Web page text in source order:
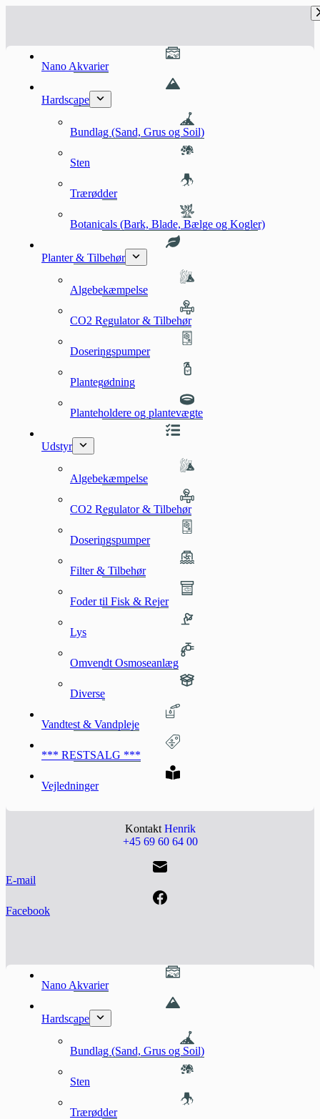
Nano Akvarier
Hardscape
Bundlag (Sand, Grus og Soil)
Sten
Trærødder
Botanicals (Bark, Blade, Bælge og Kogler)
Planter & Tilbehør
Algebekæmpelse
CO2 Regulator & Tilbehør
Doseringspumper
Plantegødning
Planteholdere og plantevægte
Udstyr
Algebekæmpelse
CO2 Regulator & Tilbehør
Doseringspumper
Filter & Tilbehør
Foder til Fisk & Rejer
Lys
Omvendt Osmoseanlæg
Diverse
Vandtest & Vandpleje
*** RESTSALG ***
Vejledninger
Kontakt Henrik
+45 69 60 64 00
E-mail
Facebook
Nano Akvarier
Hardscape
Bundlag (Sand, Grus og Soil)
Sten
Trærødder